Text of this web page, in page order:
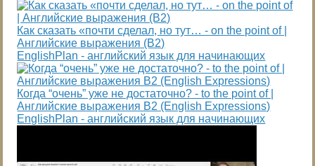
Как сказать «почти сделал, но тут… - on the point of |
Английские выражения (B2)
EnglishPlan - английский язык для начинающих
Когда “очень” уже не достаточно? - to the point of |
Английские выражения B2 (English Expressions)
EnglishPlan - английский язык для начинающих